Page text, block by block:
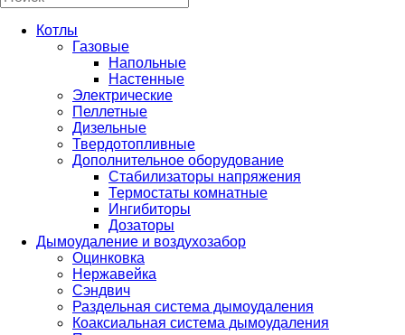
Котлы
Газовые
Напольные
Настенные
Электрические
Пеллетные
Дизельные
Твердотопливные
Дополнительное оборудование
Стабилизаторы напряжения
Термостаты комнатные
Ингибиторы
Дозаторы
Дымоудаление и воздухозабор
Оцинковка
Нержавейка
Сэндвич
Раздельная система дымоудаления
Коаксиальная система дымоудаления